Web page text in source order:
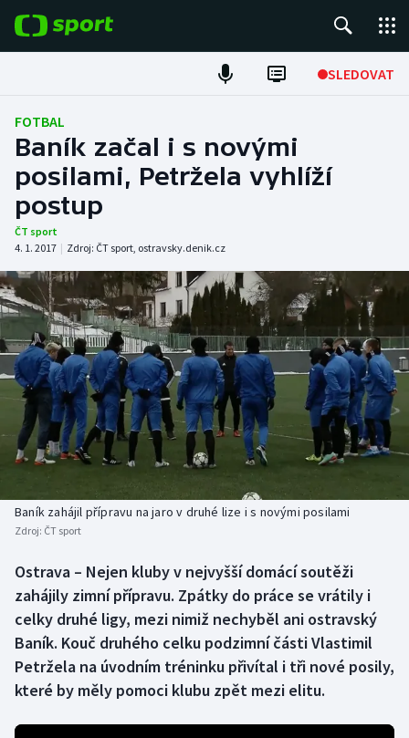
SLEDOVAT
Fotbal
Hokej
Tenis
Atletika
Cyklistika
DALŠÍ SPORTY
Americký fotbal
Baseball a softbal
Basketbal
Biatlon
Box
Curling
Dostihy
Florbal
NEPŘEHLÉDNĚTE
Soutěže
Historické návraty
Aplikace ČT sport
FOTBAL
Baník začal i s novými
posilami, Petržela vyhlíží
postup
ČT sport
4. 1. 2017 | Zdroj: ČT sport, ostravsky.denik.cz
Baník zahájil přípravu na jaro v druhé lize i s novými posilami
Zdroj: ČT sport
Ostrava – Nejen kluby v nejvyšší domácí soutěži
zahájily zimní přípravu. Zpátky do práce se vrátily i
celky druhé ligy, mezi nimiž nechyběl ani ostravský
Baník. Kouč druhého celku podzimní části Vlastimil
Petržela na úvodním tréninku přivítal i tři nové posily,
které by měly pomoci klubu zpět mezi elitu.